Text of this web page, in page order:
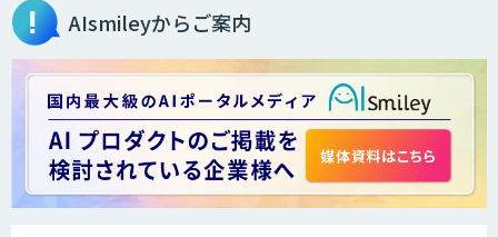
AIsmileyからご案内